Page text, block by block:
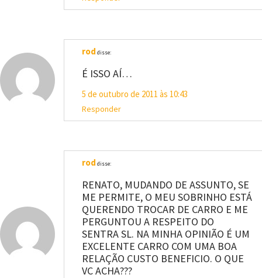
rod disse:
É ISSO AÍ…
5 de outubro de 2011 às 10:43
Responder
rod disse:
RENATO, MUDANDO DE ASSUNTO, SE
ME PERMITE, O MEU SOBRINHO ESTÁ
QUERENDO TROCAR DE CARRO E ME
PERGUNTOU A RESPEITO DO
SENTRA SL. NA MINHA OPINIÃO É UM
EXCELENTE CARRO COM UMA BOA
RELAÇÃO CUSTO BENEFICIO. O QUE
VC ACHA???